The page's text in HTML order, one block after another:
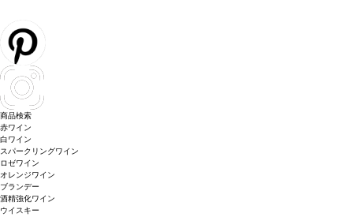
商品検索
赤ワイン
白ワイン
スパークリングワイン
ロゼワイン
オレンジワイン
ブランデー
酒精強化ワイン
ウイスキー